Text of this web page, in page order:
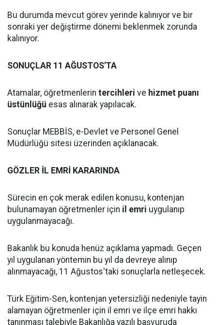
Bu durumda mevcut görev yerinde kalınıyor ve bir
sonraki yer değiştirme dönemi beklenmek zorunda
kalınıyor.
SONUÇLAR 11 AĞUSTOS'TA
Atamalar, öğretmenlerin tercihleri ve hizmet puanı
üstünlüğü esas alınarak yapılacak.
Sonuçlar MEBBİS, e-Devlet ve Personel Genel
Müdürlüğü sitesi üzerinden açıklanacak.
GÖZLER İL EMRİ KARARINDA
Sürecin en çok merak edilen konusu, kontenjan
bulunamayan öğretmenler için il emri uygulanıp
uygulanmayacağı.
Bakanlık bu konuda henüz açıklama yapmadı. Geçen
yıl uygulanan yöntemin bu yıl da devreye alınıp
alınmayacağı, 11 Ağustos'taki sonuçlarla netleşecek.
Türk Eğitim-Sen, kontenjan yetersizliği nedeniyle tayin
alamayan öğretmenler için il emri ve ilçe emri hakkı
tanınması talebiyle Bakanlığa yazılı başvuruda